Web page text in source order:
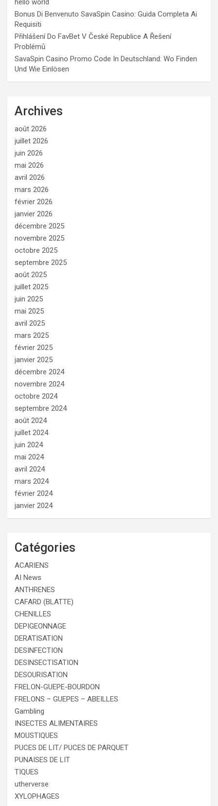
hello world
Bonus Di Benvenuto SavaSpin Casino: Guida Completa Ai
Requisiti
Přihlášení Do FavBet V České Republice A Řešení
Problémů
SavaSpin Casino Promo Code In Deutschland: Wo Finden
Und Wie Einlösen
Archives
août 2026
juillet 2026
juin 2026
mai 2026
avril 2026
mars 2026
février 2026
janvier 2026
décembre 2025
novembre 2025
octobre 2025
septembre 2025
août 2025
juillet 2025
juin 2025
mai 2025
avril 2025
mars 2025
février 2025
janvier 2025
décembre 2024
novembre 2024
octobre 2024
septembre 2024
août 2024
juillet 2024
juin 2024
mai 2024
avril 2024
mars 2024
février 2024
janvier 2024
Catégories
ACARIENS
AI News
ANTHRENES
CAFARD (BLATTE)
CHENILLES
DEPIGEONNAGE
DERATISATION
DESINFECTION
DESINSECTISATION
DESOURISATION
FRELON-GUEPE-BOURDON
FRELONS – GUEPES – ABEILLES
Gambling
INSECTES ALIMENTAIRES
MOUSTIQUES
PUCES DE LIT/ PUCES DE PARQUET
PUNAISES DE LIT
TIQUES
utherverse
XYLOPHAGES